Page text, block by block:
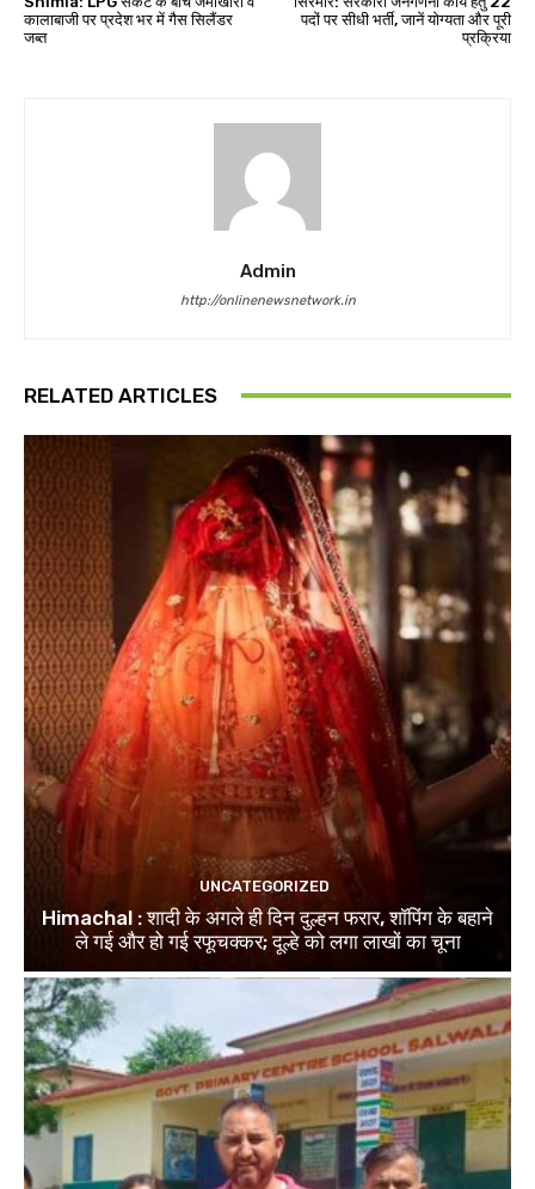
कालाबाजी पर प्रदेश भर में गैस सिलैंडर
जब्त
पदों पर सीधी भर्ती, जानें योग्यता और पूरी
प्रक्रिया
Admin
http://onlinenewsnetwork.in
RELATED ARTICLES
UNCATEGORIZED
Himachal : शादी के अगले ही दिन दुल्हन फरार, शॉपिंग के बहाने
ले गई और हो गई रफूचक्कर; दूल्हे को लगा लाखों का चूना